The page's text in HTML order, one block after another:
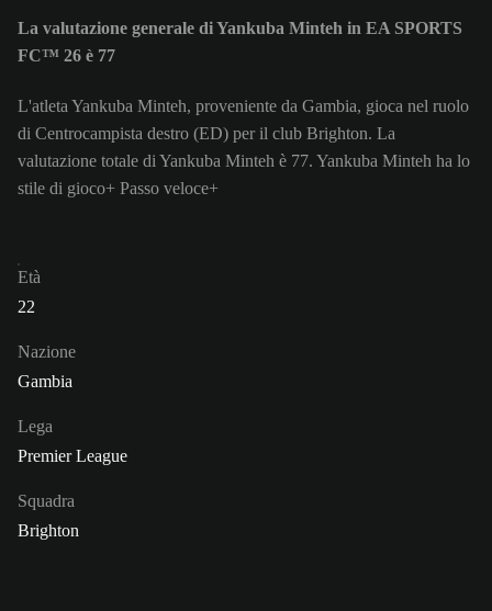
La valutazione generale di Yankuba Minteh in EA SPORTS
FC™ 26 è 77
L'atleta Yankuba Minteh, proveniente da Gambia, gioca nel ruolo
di Centrocampista destro (ED) per il club Brighton. La
valutazione totale di Yankuba Minteh è 77. Yankuba Minteh ha lo
stile di gioco+ Passo veloce+
Età
22
Nazione
Gambia
Lega
Premier League
Squadra
Brighton